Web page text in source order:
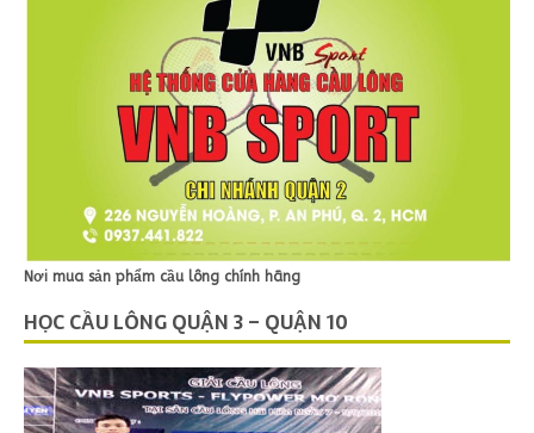
Nơi mua sản phẩm cầu lông chính hãng
HỌC CẦU LÔNG QUẬN 3 – QUẬN 10